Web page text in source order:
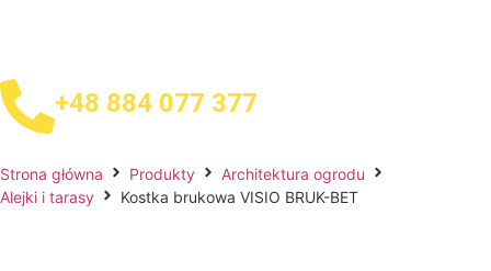
+48 884 077 377
Strona główna Produkty
Architektura ogrodu
Alejki i tarasy
Kostka brukowa VISIO BRUK-BET